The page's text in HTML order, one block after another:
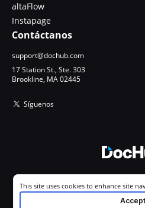
altaFlow
Instapage
Contáctanos
support@dochub.com
17 Station St., Ste. 303
Brookline, MA 02445
Síguenos
Todos los
Cookie consent notice
This site uses cookies to enhance site
your experience. By using this site you
Accept